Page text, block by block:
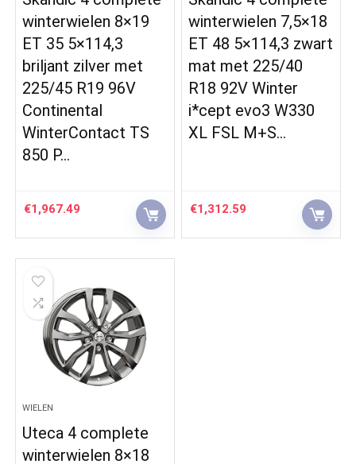
winterwielen 8×19
ET 35 5×114,3
briljant zilver met
225/45 R19 96V
Continental
WinterContact TS
850 P…
€1,967.49
winterwielen 7,5×18
ET 48 5×114,3 zwart
mat met 225/40
R18 92V Winter
i*cept evo3 W330
XL FSL M+S…
€1,312.59
WIELEN
Uteca 4 complete
winterwielen 8×18